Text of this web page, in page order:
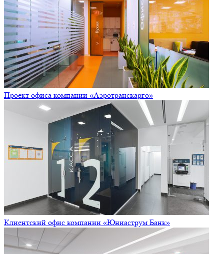
Проект офиса компании «Аэротранскарго»
Клиентский офис компании «Юниаструм Банк»